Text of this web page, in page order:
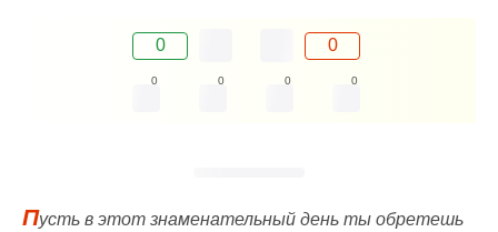
0 0
0 0 0 0
Пусть в этот знаменательный день ты обретешь